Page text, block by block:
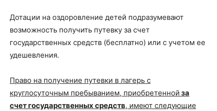
Дотации на оздоровление детей подразумевают
возможность получить путевку за счет
государственных средств (бесплатно) или с учетом ее
удешевления.
Право на получение путевки в лагерь с
круглосуточным пребыванием, приобретенной за
счет государственных средств, имеют следующие